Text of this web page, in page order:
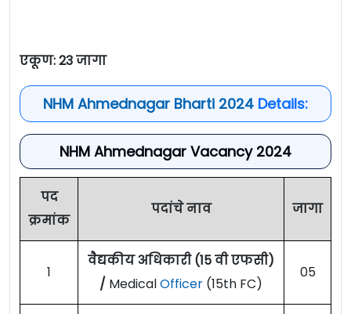
एकूण: 23 जागा
NHM Ahmednagar Bharti 2024 Details:
NHM Ahmednagar Vacancy 2024
पद
क्रमांक
पदांचे नाव जागा
1
वैद्यकीय अधिकारी (15 वी एफसी)
/ MedicalOfficer (15th FC)
05